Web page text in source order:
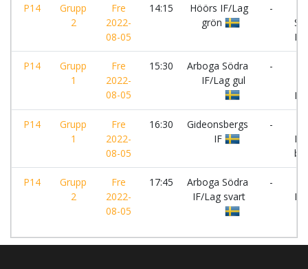
P14
Grupp
2
Fre
2022-
08-05
14:15
Höörs IF/Lag
grön
-
P14
Grupp
1
Fre
2022-
08-05
15:30
Arboga Södra
IF/Lag gul
-
IF
P14
Grupp
1
Fre
2022-
08-05
16:30
Gideonsbergs
IF
-
P14
Grupp
2
Fre
2022-
08-05
17:45
Arboga Södra
IF/Lag svart
-